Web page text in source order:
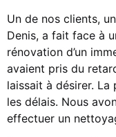
Un de nos clients,
Denis, a fait face à
rénovation d’un
avaient pris du
laissait à désirer.
les délais. Nous
effectuer un